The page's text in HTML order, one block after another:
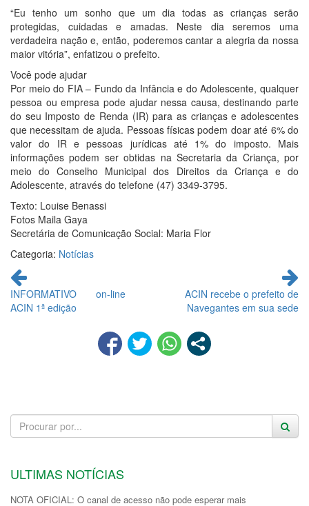
“Eu tenho um sonho que um dia todas as crianças serão
protegidas, cuidadas e amadas. Neste dia seremos uma
verdadeira nação e, então, poderemos cantar a alegria da nossa
maior vitória”, enfatizou o prefeito.
Você pode ajudar
Por meio do FIA – Fundo da Infância e do Adolescente, qualquer
pessoa ou empresa pode ajudar nessa causa, destinando parte
do seu Imposto de Renda (IR) para as crianças e adolescentes
que necessitam de ajuda. Pessoas físicas podem doar até 6% do
valor do IR e pessoas jurídicas até 1% do imposto. Mais
informações podem ser obtidas na Secretaria da Criança, por
meio do Conselho Municipal dos Direitos da Criança e do
Adolescente, através do telefone (47) 3349-3795.
Texto: Louise Benassi
Fotos Maila Gaya
Secretária de Comunicação Social: Maria Flor
Categoria: Notícias
Continue
lendo
INFORMATIVO on-line
ACIN 1ª edição
ACIN recebe o prefeito de
Navegantes em sua sede
ULTIMAS NOTÍCIAS
NOTA OFICIAL: O canal de acesso não pode esperar mais